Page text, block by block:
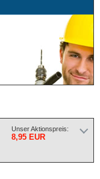
Unser Aktionspreis:
8,95 EUR